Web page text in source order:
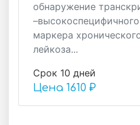
обнаружение
маркера
лейкоза...
Срок 10 дней
Цена 1610 ₽